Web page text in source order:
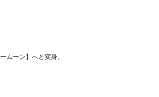
ムーン】へと変身。